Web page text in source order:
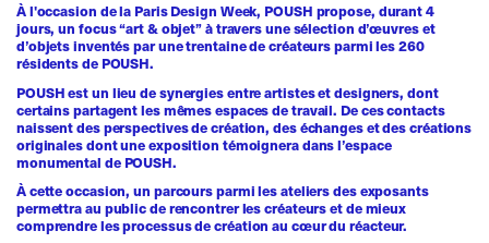
À l'occasion de la Paris Design Week, POUSH propose, durant 4
jours, un focus “art & objet” à travers une sélection d’œuvres et
d’objets inventés par une trentaine de créateurs parmi les 260
résidents de POUSH.
POUSH est un lieu de synergies entre artistes et designers, dont
certains partagent les mêmes espaces de travail. De ces contacts
naissent des perspectives de création, des échanges et des créations
originales dont une exposition témoignera dans l’espace
monumental de POUSH.
À cette occasion, un parcours parmi les ateliers des exposants
permettra au public de rencontrer les créateurs et de mieux
comprendre les processus de création au cœur du réacteur.